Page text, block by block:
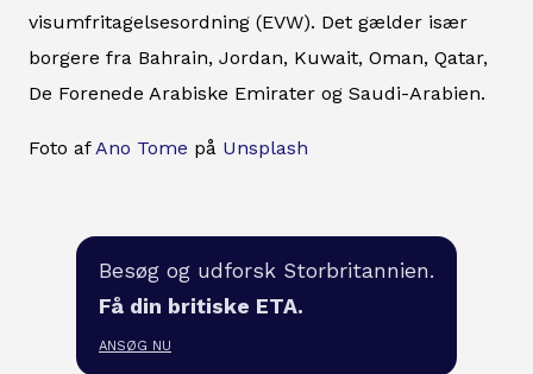
visumfritagelsesordning (EVW). Det gælder især
borgere fra Bahrain, Jordan, Kuwait, Oman, Qatar,
De Forenede Arabiske Emirater og Saudi-Arabien.
Foto afAno Tome på Unsplash
Besøg og udforsk Storbritannien.
Få din britiske ETA.
ANSØG NU